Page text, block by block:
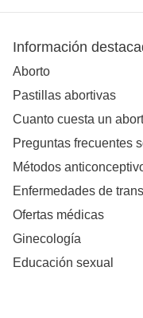
Información
Aborto
Pastillas abortivas
Cuanto cuesta un
Preguntas frecuentes
Métodos
Enfermedades de
Ofertas médicas
Ginecología
Educación sexual